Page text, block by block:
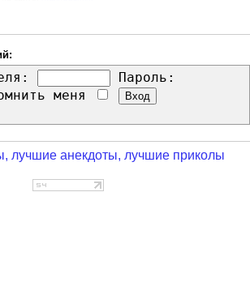
Пароль:
меня
лучшие анекдоты, лучшие приколы